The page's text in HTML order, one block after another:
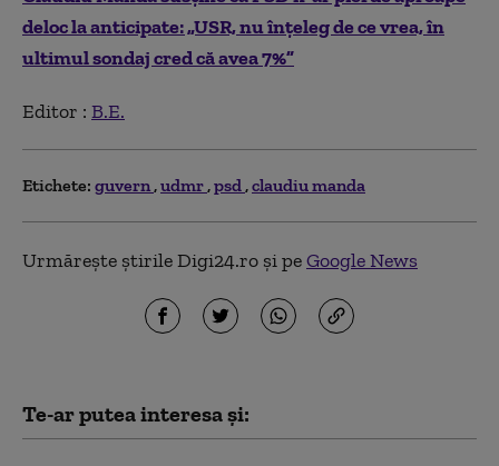
deloc la anticipate: „USR, nu înţeleg de ce vrea, în
ultimul sondaj cred că avea 7%”
Editor : B.E.
Etichete: guvern udmr psd claudiu manda
Urmărește știrile Digi24.ro și peGoogle News
Te-ar putea interesa și: